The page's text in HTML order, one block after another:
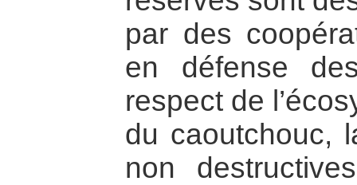
par des
en défense
respect de
du caoutchouc,
non